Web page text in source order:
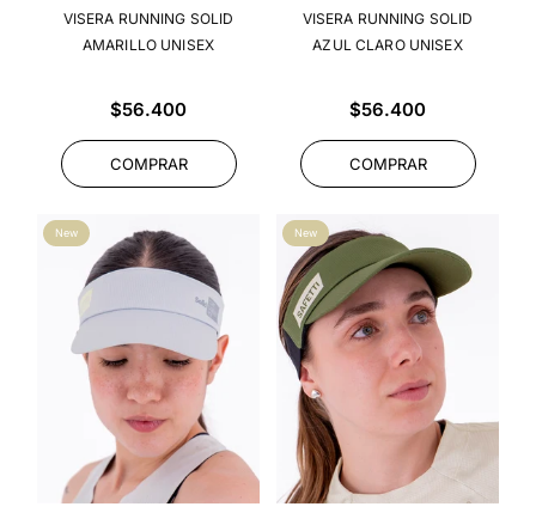
VISERA RUNNING SOLID
AMARILLO UNISEX
Precio
$56.400
COMPRAR
VISERA RUNNING SOLID
AZUL CLARO UNISEX
Precio
$56.400
COMPRAR
New New